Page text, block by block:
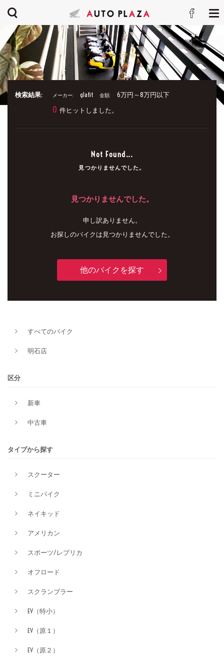
検索結果: メーカー: glafit 金額: 6万円～8万円以下
0 件ヒットしました。
Not Found...
見つかりませんでした。
見つかりませんでした。
申し訳ありません。
お探しのバイクは見つかりませんでした。
他のバイクを探す
すべてのバイク
明石店
区分
新車
中古車
タイプから探す
スクーター
ミニバイク
ネイキッド
アメリカン
スポーツ/レプリカ
オフロード
スクランブラー
EV（特小）
EV（原１）
EV（原２）
排気量
価格